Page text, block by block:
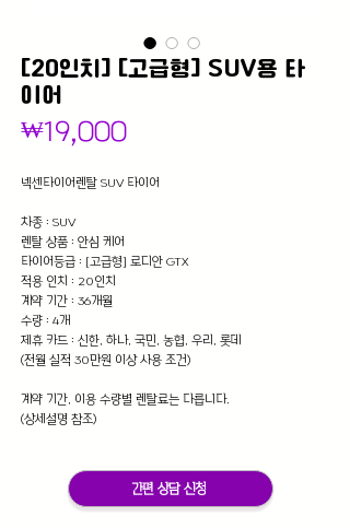
[20인치] [고급형] SUV용 타
이어
₩19,000가
넥센타이어렌탈 SUV 타이어
차종 : SUV
렌탈 상품 : 안심 케어
타이어등급 : [고급형] 로디안 GTX
적용 인치 : 20인치
계약 기간 : 36개월
수량 : 4개
제휴 카드 : 신한, 하나, 국민, 농협, 우리, 롯데
(전월 실적 30만원 이상 사용 조건)
계약 기간, 이용 수량별 렌탈료는 다릅니다.
(상세설명 참조)
간편 상담 신청